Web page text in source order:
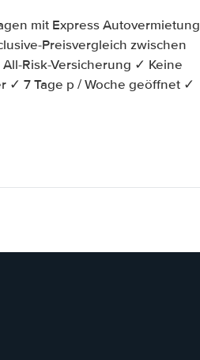
mit Express Autovermietung
Preisvergleich zwischen
Risk-Versicherung ✓ Keine
✓ 7 Tage p / Woche geöffnet ✓